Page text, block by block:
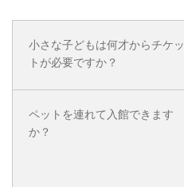
小さな子どもは何才からチケッ
トが必要ですか？
ペットを連れて入館できます
か？